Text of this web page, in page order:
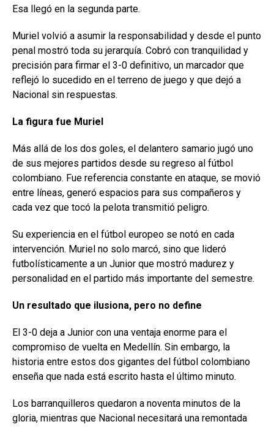
Esa llegó en la segunda parte.
Muriel volvió a asumir la responsabilidad y desde el punto
penal mostró toda su jerarquía. Cobró con tranquilidad y
precisión para firmar el 3-0 definitivo, un marcador que
reflejó lo sucedido en el terreno de juego y que dejó a
Nacional sin respuestas.
La figura fue Muriel
Más allá de los dos goles, el delantero samario jugó uno
de sus mejores partidos desde su regreso al fútbol
colombiano. Fue referencia constante en ataque, se movió
entre líneas, generó espacios para sus compañeros y
cada vez que tocó la pelota transmitió peligro.
Su experiencia en el fútbol europeo se notó en cada
intervención. Muriel no solo marcó, sino que lideró
futbolísticamente a un Junior que mostró madurez y
personalidad en el partido más importante del semestre.
Un resultado que ilusiona, pero no define
El 3-0 deja a Junior con una ventaja enorme para el
compromiso de vuelta en Medellín. Sin embargo, la
historia entre estos dos gigantes del fútbol colombiano
enseña que nada está escrito hasta el último minuto.
Los barranquilleros quedaron a noventa minutos de la
gloria, mientras que Nacional necesitará una remontada